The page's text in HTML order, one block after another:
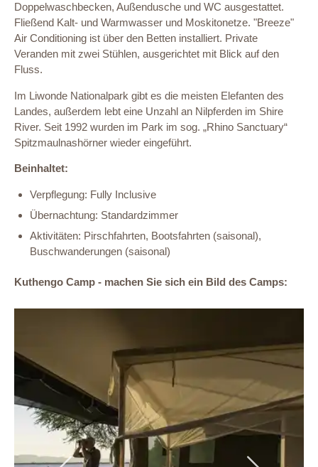
Doppelwaschbecken, Außendusche und WC ausgestattet.
Fließend Kalt- und Warmwasser und Moskitonetze. "Breeze"
Air Conditioning ist über den Betten installiert. Private
Veranden mit zwei Stühlen, ausgerichtet mit Blick auf den
Fluss.
Im Liwonde Nationalpark gibt es die meisten Elefanten des
Landes, außerdem lebt eine Unzahl an Nilpferden im Shire
River. Seit 1992 wurden im Park im sog. „Rhino Sanctuary“
Spitzmaulnashörner wieder eingeführt.
Beinhaltet:
Verpflegung: Fully Inclusive
Übernachtung: Standardzimmer
Aktivitäten: Pirschfahrten, Bootsfahrten (saisonal),
Buschwanderungen (saisonal)
Kuthengo Camp - machen Sie sich ein Bild des Camps: